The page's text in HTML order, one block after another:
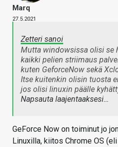
Marq
27.5.2021
Zetteri sanoi
Mutta windowsissa olisi se
kaikki pelien striimaus
kuten GeforceNow sekä
Itse kuitenkin olisin tuosta
jos olisi linuxin päälle
Napsauta laajentaaksesi…
GeForce Now on toiminut jo
Linuxilla, kiitos Chrome OS